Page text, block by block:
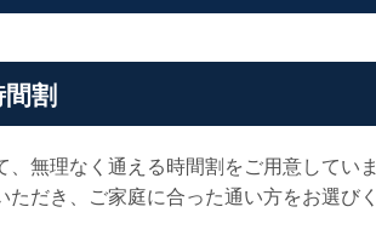
間割
無理なく通える時間割をご用意していま
だき、ご家庭に合った通い方をお選びく